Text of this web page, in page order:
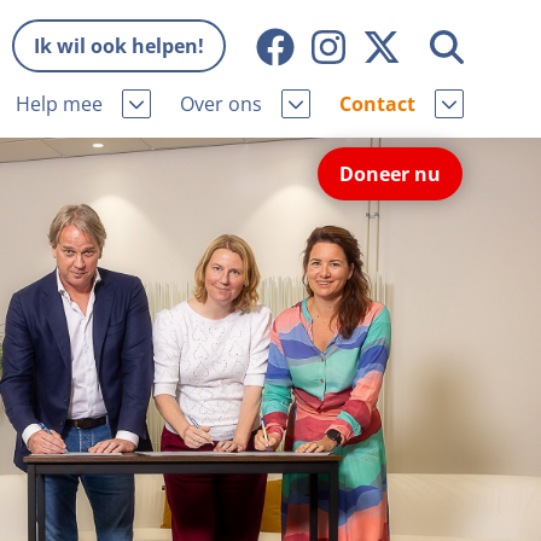
Ik wil ook helpen!
Help mee Over ons
Missie en visie
Wat wij doen
Onze organisatie
Samenwerking
Bekende vrienden
Jaarverslag
Vacatures
Donateursmagazine Hond
Contact
Contactgegevens
Nieuws
Veelgestelde vragen
Melding hondenleed
Nieuwsbrief
Incassodata
Doneer nu